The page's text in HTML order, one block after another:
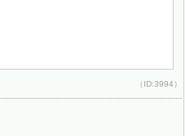
（ID:3994）